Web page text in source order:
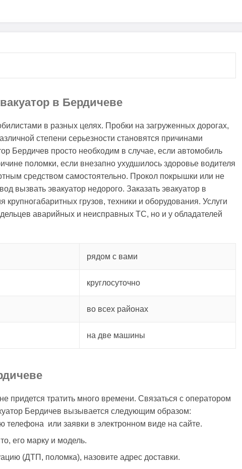
в Бердичеве
в разных целях. Пробки на загруженных дорогах,
степени серьезности становятся причинами
Бердичев просто необходим в случае, если автомобиль
поломки, если внезапно ухудшилось здоровье водителя
средством самостоятельно. Прокол покрышки или не
вызвать эвакуатор недорого. Заказать эвакуатор в
грузов, техники и оборудования. Услуги
аварийных и неисправных ТС, но и у обладателей
рядом с вами
круглосуточно
во всех районах
на две машины
придется тратить много времени. Связаться с оператором
Бердичев вызывается следующим образом:
телефона или заявки в электронном виде на сайте.
его марку и модель.
(ДТП, поломка), назовите адрес доставки.